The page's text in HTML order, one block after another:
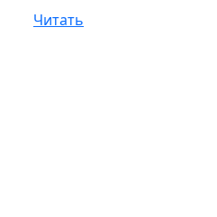
Читать